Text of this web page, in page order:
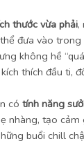
thước vừa phải,
đưa vào trong
không hề
thích đầu ti,
có tính năng
nhàng, tạo cảm
buổi chill